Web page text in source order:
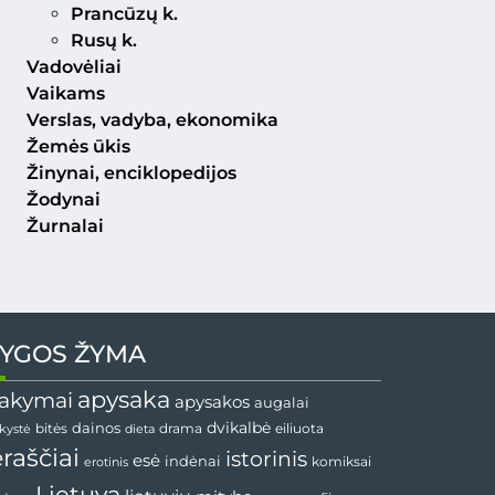
Prancūzų k.
Rusų k.
Vadovėliai
Vaikams
Verslas, vadyba, ekonomika
Žemės ūkis
Žinynai, enciklopedijos
Žodynai
Žurnalai
ŽYMA
apysaka apysakos augalai
bitės dainos dieta drama dvikalbė eiliuota
erotinis esė indėnai istorinis komiksai